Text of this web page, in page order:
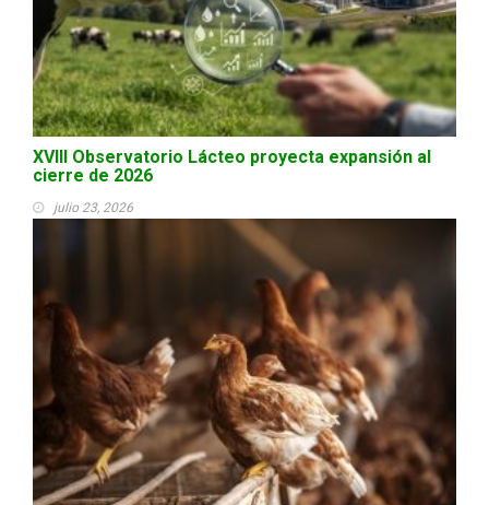
XVIII Observatorio Lácteo proyecta expansión al
cierre de 2026
julio 23, 2026